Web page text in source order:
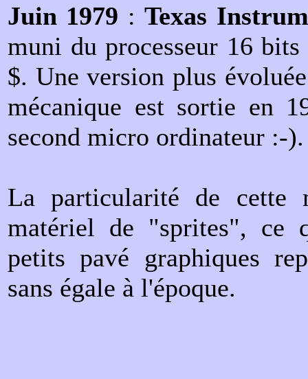
Juin 1979 :Texas
muni du processeur 16
$. Une version plus
mécanique est sortie en
second micro ordinateur :-).
La particularité de cette
matériel de "sprites", ce
petits pavé graphiques
sans égale à l'époque.